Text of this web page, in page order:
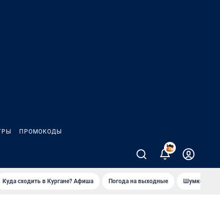
ПРОМОКОДЫ
2
Куда сходить в Кургане? Афиша Погода на выходные Шумков в